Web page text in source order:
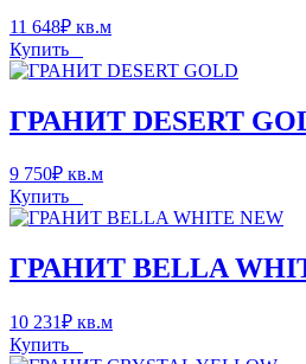
11 648₽ кв.м
Купить
ГРАНИТ DESERT
9 750₽ кв.м
Купить
ГРАНИТ BELLA
10 231₽ кв.м
Купить